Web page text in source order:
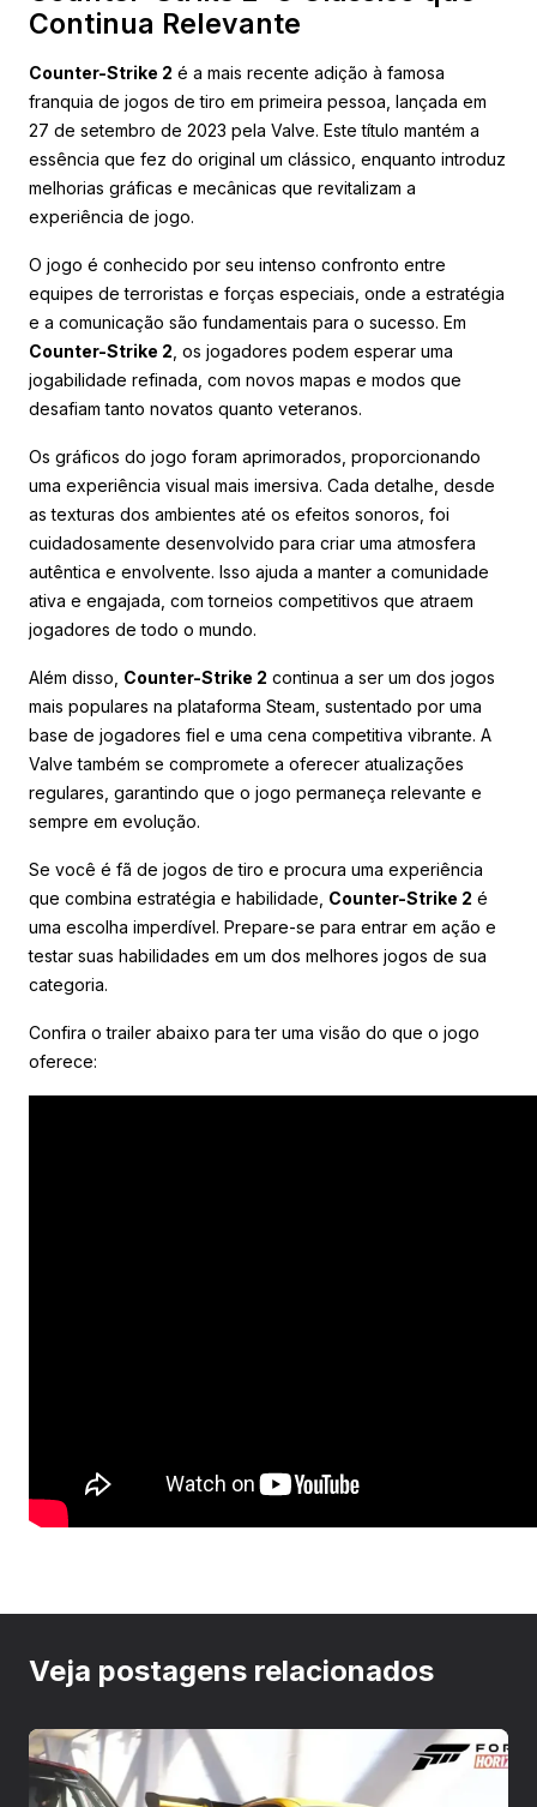
Continua Relevante
Counter-Strike 2 é a mais recente adição à famosa
franquia de jogos de tiro em primeira pessoa, lançada em
27 de setembro de 2023 pela Valve. Este título mantém a
essência que fez do original um clássico, enquanto introduz
melhorias gráficas e mecânicas que revitalizam a
experiência de jogo.
O jogo é conhecido por seu intenso confronto entre
equipes de terroristas e forças especiais, onde a estratégia
e a comunicação são fundamentais para o sucesso. Em
Counter-Strike 2 , os jogadores podem esperar uma
jogabilidade refinada, com novos mapas e modos que
desafiam tanto novatos quanto veteranos.
Os gráficos do jogo foram aprimorados, proporcionando
uma experiência visual mais imersiva. Cada detalhe, desde
as texturas dos ambientes até os efeitos sonoros, foi
cuidadosamente desenvolvido para criar uma atmosfera
autêntica e envolvente. Isso ajuda a manter a comunidade
ativa e engajada, com torneios competitivos que atraem
jogadores de todo o mundo.
Além disso, Counter-Strike 2 continua a ser um dos jogos
mais populares na plataforma Steam, sustentado por uma
base de jogadores fiel e uma cena competitiva vibrante. A
Valve também se compromete a oferecer atualizações
regulares, garantindo que o jogo permaneça relevante e
sempre em evolução.
Se você é fã de jogos de tiro e procura uma experiência
que combina estratégia e habilidade, Counter-Strike 2 é
uma escolha imperdível. Prepare-se para entrar em ação e
testar suas habilidades em um dos melhores jogos de sua
categoria.
Confira o trailer abaixo para ter uma visão do que o jogo
oferece:
Veja postagens relacionados